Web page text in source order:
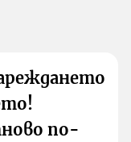
по-